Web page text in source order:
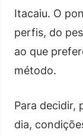
Itacaiu. O
perfis, do
ao que
método.
Para decidir,
dia,